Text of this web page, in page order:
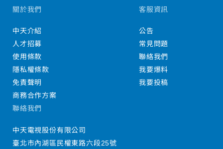
關於我們
中天介紹
人才招募
使用條款
隱私權條款
免責聲明
商務合作方案
客服資訊
公告
常見問題
聯絡我們
我要爆料
我要投稿
聯絡我們
中天電視股份有限公司
臺北市內湖區民權東路六段25號